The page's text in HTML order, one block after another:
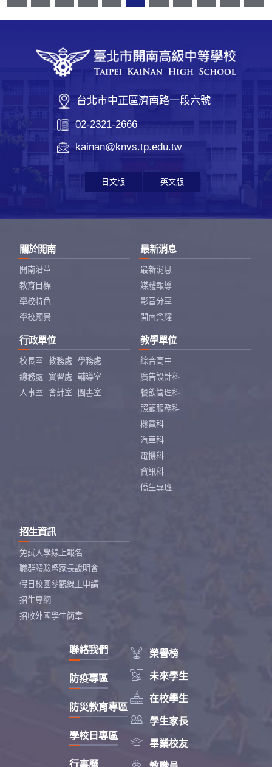
台北市中正區濟南路一段六號
02-2321-2666
kainan@knvs.tp.edu.tw
日文版 英文版
關於開南
開南沿革
教育目標
學校特色
學校願景
最新消息
最新消息
媒體報導
影音分享
開南榮耀
行政單位
校長室 教務處
學務處
總務處
實習處
輔導室
人事室
會計室 圖書室
教學單位
綜合高中
廣告設計科
餐飲管理科
照顧服務科
機電科
汽車科
電機科
資訊科
僑生專班
招生資訊
免試入學線上報名
職群體驗暨家長說明會
假日校園參觀線上申請
招生專網
招收外國學生簡章
 榮譽榜
 未來學生
 在校學生
 學生家長
 畢業校友
聯絡我們
防疫專區
防災教育專區
學校日專區
行事曆